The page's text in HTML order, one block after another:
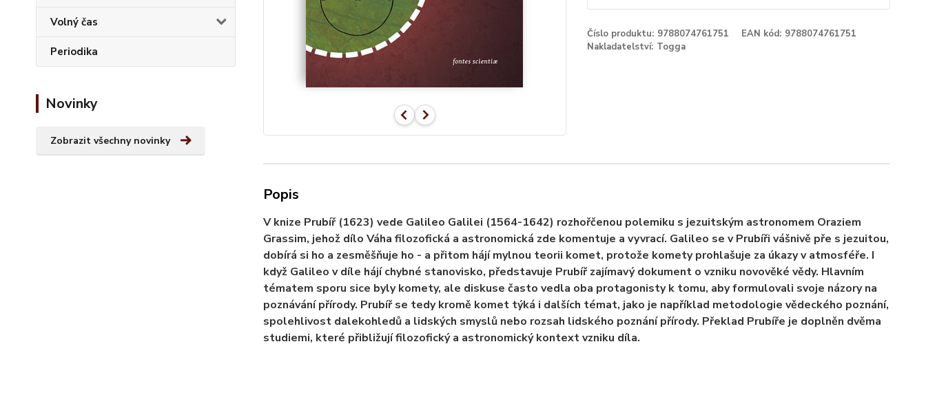
Volný čas
Periodika
Novinky
Zobrazit všechny novinky
Číslo produktu: 9788074761751 EAN kód: 9788074761751
Nakladatelství: Togga
Popis
V knize Prubíř (1623) vede Galileo Galilei (1564-1642) rozhořčenou polemiku s jezuitským astronomem Oraziem
Grassim, jehož dílo Váha filozofická a astronomická zde komentuje a vyvrací. Galileo se v Prubíři vášnivě pře s jezuitou,
dobírá si ho a zesměšňuje ho - a přitom hájí mylnou teorii komet, protože komety prohlašuje za úkazy v atmosféře. I
když Galileo v díle hájí chybné stanovisko, představuje Prubíř zajímavý dokument o vzniku novověké vědy. Hlavním
tématem sporu sice byly komety, ale diskuse často vedla oba protagonisty k tomu, aby formulovali svoje názory na
poznávání přírody. Prubíř se tedy kromě komet týká i dalších témat, jako je například metodologie vědeckého poznání,
spolehlivost dalekohledů a lidských smyslů nebo rozsah lidského poznání přírody. Překlad Prubíře je doplněn dvěma
studiemi, které přibližují filozofický a astronomický kontext vzniku díla.